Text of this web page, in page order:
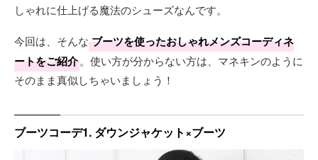
しゃれに仕上げる魔法のシューズなんです。
今回は、そんな ブーツを使ったおしゃれメンズコーディネ
ートをご紹介。使い方が分からない方は、マネキンのように
そのまま真似しちゃいましょう！
ブーツコーデ1. ダウンジャケット×ブーツ